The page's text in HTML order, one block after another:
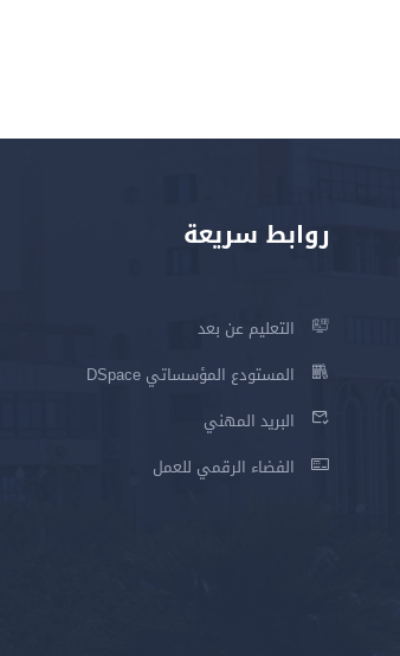
روابط سريعة
التعليم عن بعد
المستودع المؤسساتي DSpace
البريد المهني
الفضاء الرقمي للعمل